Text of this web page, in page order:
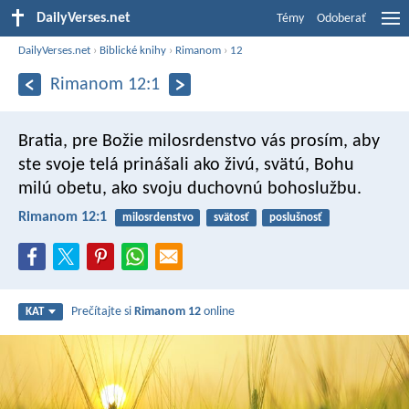
DailyVerses.net Témy Odoberať
DailyVerses.net › Biblické knihy › Rimanom › 12
Rimanom 12:1
Bratia, pre Božie milosrdenstvo vás prosím, aby
ste svoje telá prinášali ako živú, svätú, Bohu
milú obetu, ako svoju duchovnú bohoslužbu.
Rimanom 12:1 milosrdenstvo svätosť poslušnosť
KAT Prečítajte siRimanom 12 online